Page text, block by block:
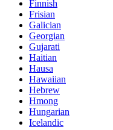
Finnish
Frisian
Galician
Georgian
Gujarati
Haitian
Hausa
Hawaiian
Hebrew
Hmong
Hungarian
Icelandic